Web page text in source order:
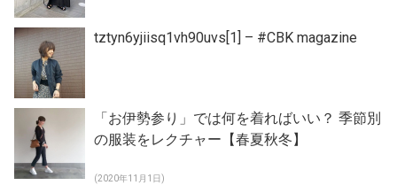
tztyn6yjiisq1vh90uvs[1] – #CBK magazine
「お伊勢参り」では何を着ればいい？ 季節別
の服装をレクチャー【春夏秋冬】
(2020年11月1日)